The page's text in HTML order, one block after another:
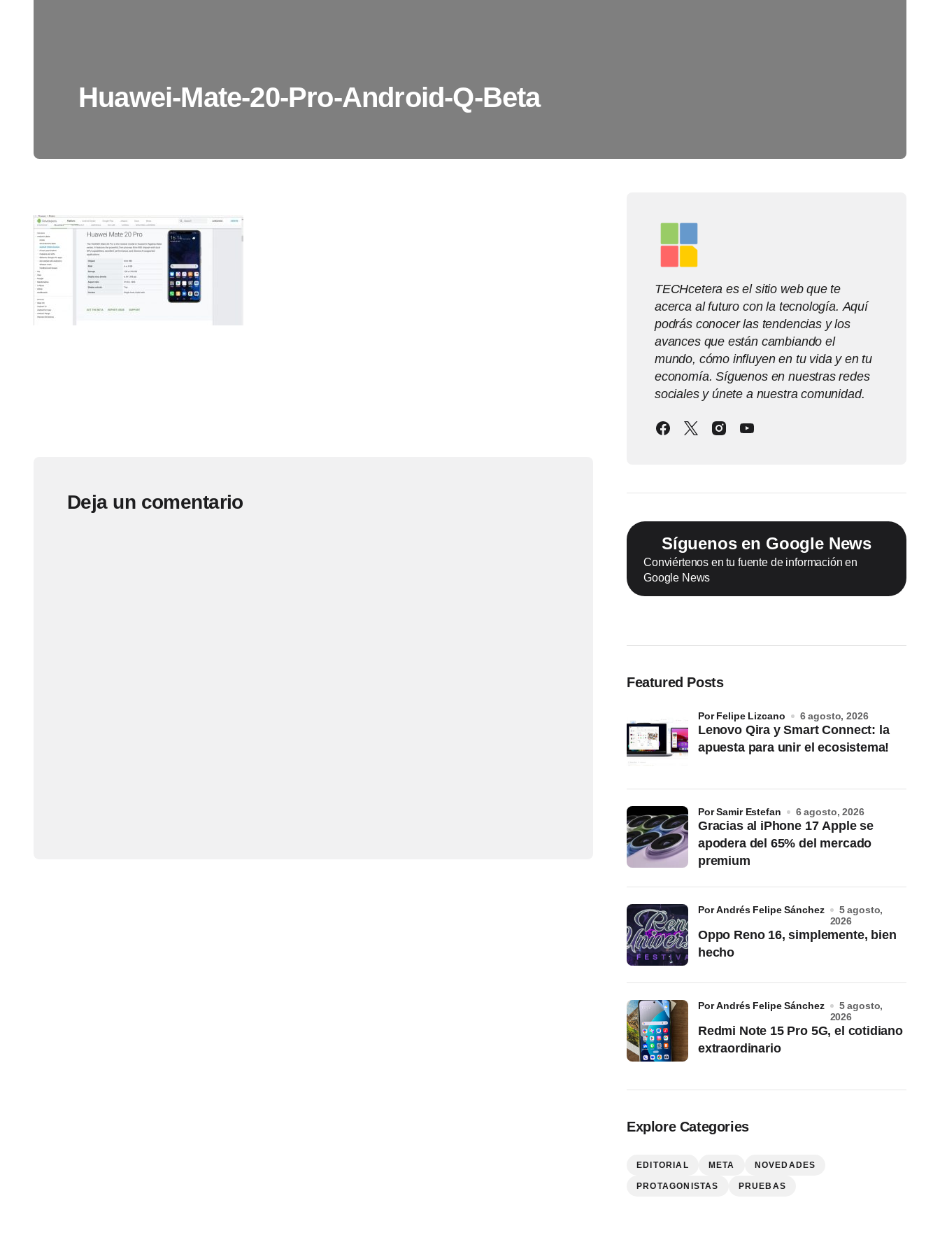
Huawei-Mate-20-Pro-Android-Q-Beta
Deja un comentario
TECHcetera es el sitio web que te
acerca al futuro con la tecnología. Aquí
podrás conocer las tendencias y los
avances que están cambiando el
mundo, cómo influyen en tu vida y en tu
economía. Síguenos en nuestras redes
sociales y únete a nuestra comunidad.
Síguenos en Google News
Conviértenos en tu fuente de información en
Google News
Featured Posts
Lenovo Qira y Smart Connect: la
apuesta para unir el ecosistema!
por Felipe Lizcano 6 agosto, 2026
Gracias al iPhone 17 Apple se
apodera del 65% del mercado
premium
por Samir Estefan 6 agosto, 2026
Oppo Reno 16, simplemente, bien
hecho
por Andrés Felipe Sánchez
5 agosto,
2026
Redmi Note 15 Pro 5G, el cotidiano
extraordinario
por Andrés Felipe Sánchez
5 agosto,
2026
Explore Categories
EDITORIAL META NOVEDADES
PROTAGONISTAS PRUEBAS